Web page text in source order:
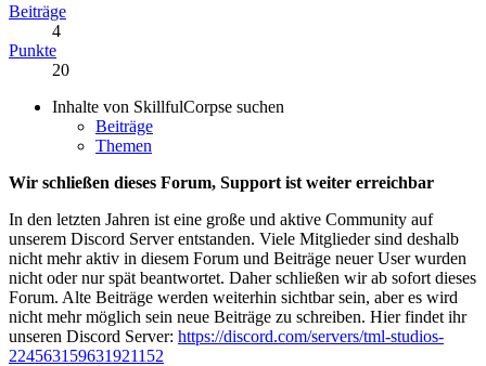
Beiträge
4
Punkte
20
Inhalte von SkillfulCorpse suchen
Beiträge
Themen
Wir schließen dieses Forum, Support ist weiter erreichbar
In den letzten Jahren ist eine große und aktive Community auf
unserem Discord Server entstanden. Viele Mitglieder sind deshalb
nicht mehr aktiv in diesem Forum und Beiträge neuer User wurden
nicht oder nur spät beantwortet. Daher schließen wir ab sofort dieses
Forum. Alte Beiträge werden weiterhin sichtbar sein, aber es wird
nicht mehr möglich sein neue Beiträge zu schreiben. Hier findet ihr
unseren Discord Server: https://discord.com/servers/tml-studios-
224563159631921152